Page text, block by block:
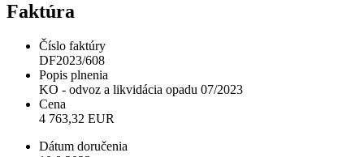
Faktúra
Číslo faktúry
DF2023/608
Popis plnenia
KO - odvoz a likvidácia opadu 07/2023
Cena
4 763,32 EUR
Dátum doručenia